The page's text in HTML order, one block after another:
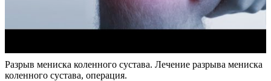
Разрыв мениска коленного сустава. Лечение разрыва мениска
коленного сустава, операция.